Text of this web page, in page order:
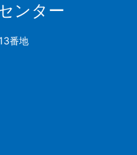
ンター
番地